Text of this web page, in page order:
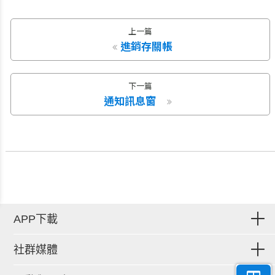
上一篇
進銷存關帳
下一篇
通知訊息窗
APP下載
社群媒體